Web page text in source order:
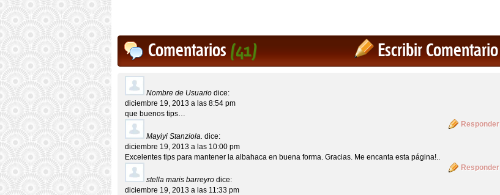
Escribir Comentario
Comentarios(41)
Nombre de Usuario dice:
diciembre 19, 2013 a las 8:54 pm
que buenos tips…
Responder
Mayiyi Stanziola. dice:
diciembre 19, 2013 a las 10:00 pm
Excelentes tips para mantener la albahaca en buena forma. Gracias. Me encanta esta página!..
Responder
stella maris barreyro dice:
diciembre 19, 2013 a las 11:33 pm